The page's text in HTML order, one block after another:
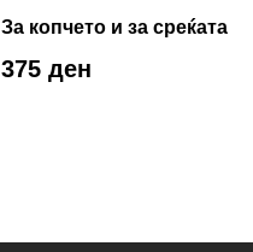
За копчето и за среќата
375 ден